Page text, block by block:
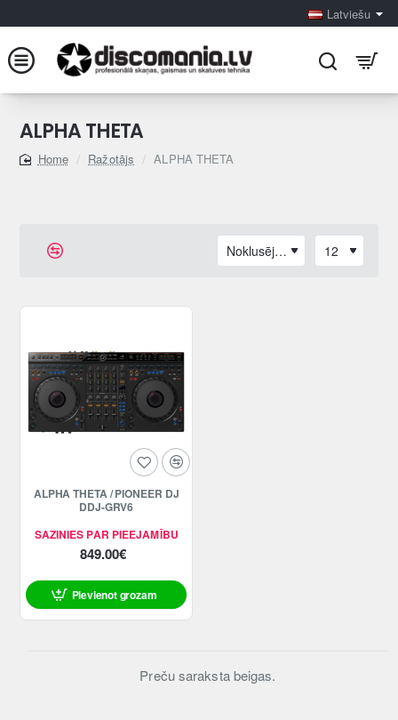
Latviešu
ALPHA THETA
home
Ražotājs ALPHA THETA
SAZINIES PAR PIEEJAMĪBU
ALPHA THETA / PIONEER DJ
DDJ-GRV6
849.00€
Pievienot grozam
Preču saraksta beigas.